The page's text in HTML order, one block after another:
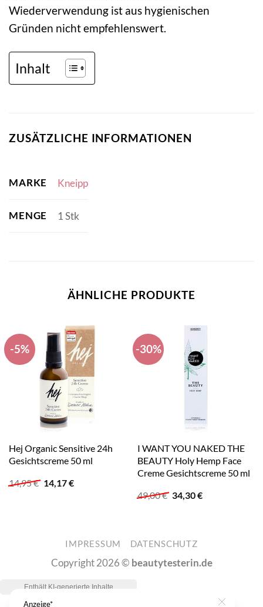
Wiederverwendung ist aus hygienischen
Gründen nicht empfehlenswert.
Inhalt
ZUSÄTZLICHE INFORMATIONEN
MARKE Kneipp
MENGE 1 Stk
ÄHNLICHE PRODUKTE
-5%
Hej Organic Sensitive 24h
Gesichtscreme 50 ml
14,95€ Ursprünglicher
Preis
14,17€Aktueller
-30%
I WANT YOU NAKED THE
BEAUTY Holy Hemp Face
Creme Gesichtscreme 50 ml
49,00€ Ursprünglicher
Preis
34,30€Aktueller
IMPRESSUM DATENSCHUTZ
Copyright 2026 © beautytesterin.de
Anzeige*